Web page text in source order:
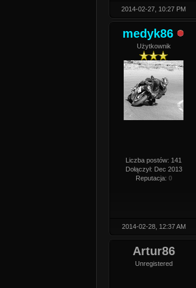
2014-02-27, 10:27 PM
medyk86
Użytkownik
Liczba postów: 141
Dołączył: Dec 2013
Reputacja: 0
2014-02-28, 12:37 AM
Artur86
Unregistered